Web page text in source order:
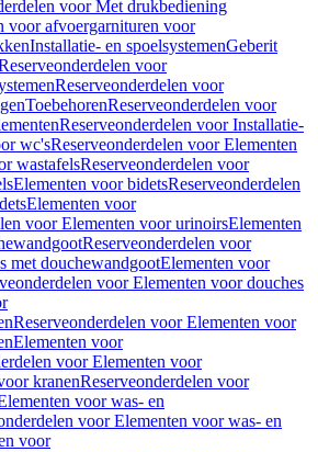
voor Met drukbediening
voor afvoergarnituren voor
Installatie- en spoelsystemenGeberit
voor
Reserveonderdelen voor
ToebehorenReserveonderdelen voor
Reserveonderdelen voor Installatie-
wc'sReserveonderdelen voor Elementen
wastafelsReserveonderdelen voor
Elementen voor bidetsReserveonderdelen
Elementen voor
voor Elementen voor urinoirsElementen
Reserveonderdelen voor
met douchewandgootElementen voor
voor Elementen voor douches
Reserveonderdelen voor Elementen voor
Elementen voor
voor Elementen voor
kranenReserveonderdelen voor
voor was- en
voor Elementen voor was- en
voor